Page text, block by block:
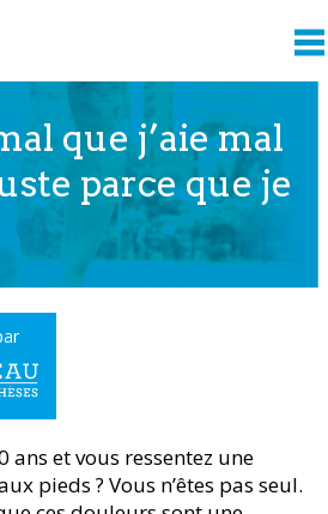
que j’aie mal
parce que je
ans et vous ressentez une
pieds ? Vous n’êtes pas seul.